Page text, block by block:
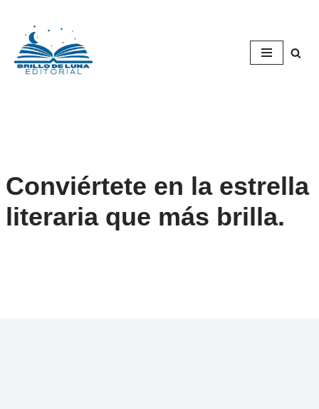
Saltar
al
contenido
Conviértete en la estrella
literaria que más brilla.